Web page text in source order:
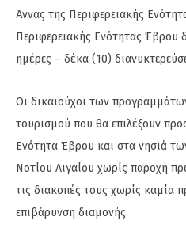
Άννας της Περιφερειακής
Περιφερειακής Ενότητας Έβρου
ημέρες – δέκα (10)
Οι δικαιούχοι των
τουρισμού που θα επιλέξουν
Ενότητα Έβρου και στα νησιά
Νοτίου Αιγαίου χωρίς παροχή
τις διακοπές τους χωρίς καμία
επιβάρυνση διαμονής.